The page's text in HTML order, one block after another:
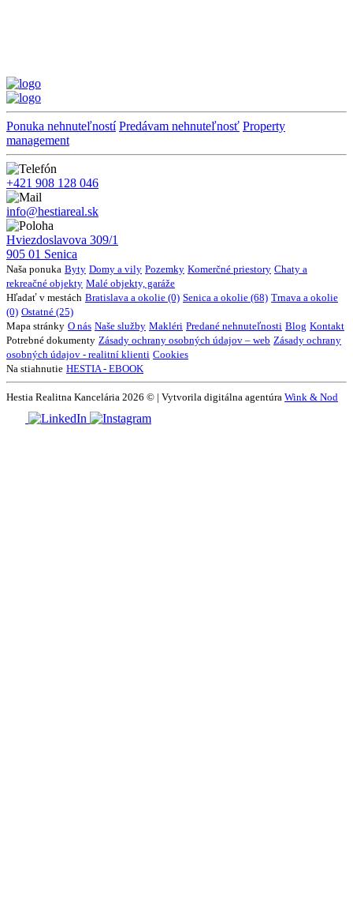
Ponuka nehnuteľností Predávam nehnuteľnosť Property
management
+421 908 128 046
info@hestiareal.sk
Hviezdoslavova 309/1
905 01 Senica
Naša ponuka Byty Domy a vily Pozemky Komerčné priestory Chaty a
rekreačné objekty Malé objekty, garáže
Hľadať v mestách Bratislava a okolie (0) Senica a okolie (68) Trnava a okolie
(0) Ostatné (25)
Mapa stránky O nás Naše služby Makléri Predané nehnuteľnosti Blog Kontakt
Potrebné dokumenty Zásady ochrany osobných údajov – web Zásady ochrany
osobných údajov - realitní klienti Cookies
Na stiahnutie HESTIA - EBOOK
Hestia Realitna Kancelária 2026 © | Vytvorila digitálna agentúra Wink & Nod